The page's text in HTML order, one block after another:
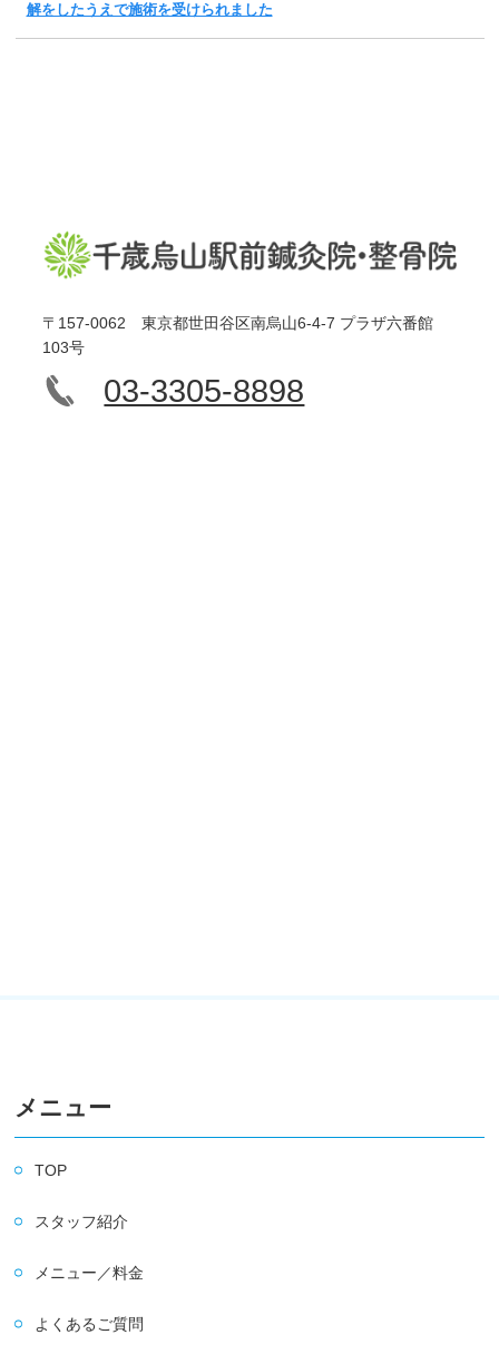
解をしたうえで施術を受けられました
〒157-0062 東京都世田谷区南烏山6-4-7 プラザ六番館
103号
03-3305-8898
メニュー
TOP
スタッフ紹介
メニュー／料金
よくあるご質問